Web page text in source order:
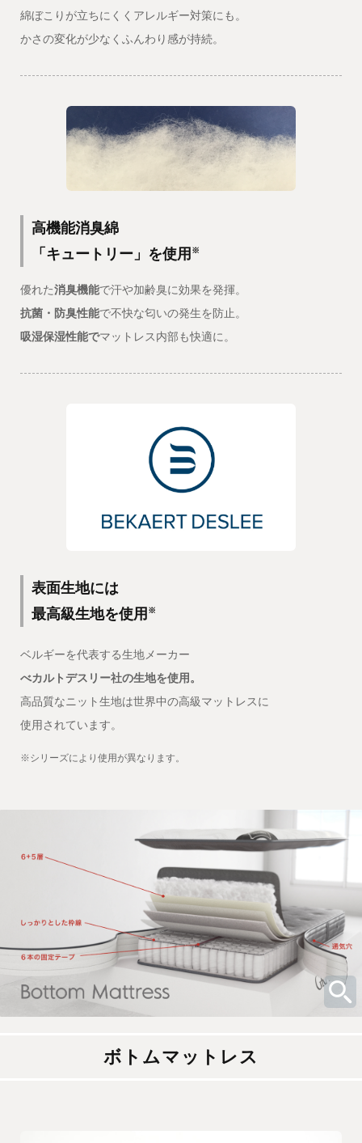
綿ぼこりが立ちにくくアレルギー対策にも。
かさの変化が少なくふんわり感が持続。
高機能消臭綿
「キュートリー」を使用 ※
優れた消臭機能で汗や加齢臭に効果を発揮。
抗菌・防臭性能で不快な匂いの発生を防止。
吸湿保湿性能でマットレス内部も快適に。
表面生地には
最高級生地を使用 ※
ベルギーを代表する生地メーカー
べカルトデスリー社の生地を使用。
高品質なニット生地は世界中の高級マットレスに
使用されています。
※シリーズにより使用が異なります。
ボトムマットレス